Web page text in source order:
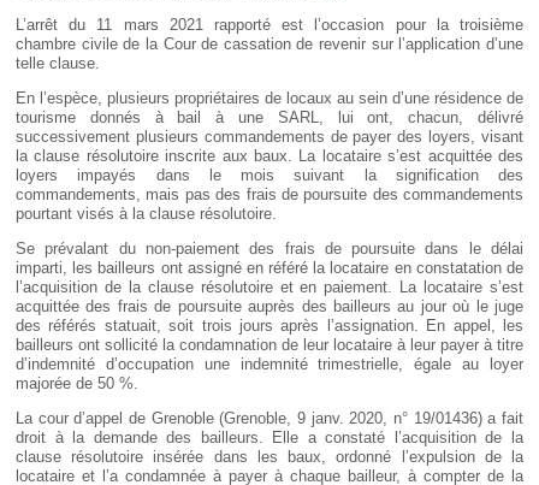
L’arrêt du 11 mars 2021 rapporté est l’occasion pour la troisième
chambre civile de la Cour de cassation de revenir sur l’application d’une
telle clause.
En l’espèce, plusieurs propriétaires de locaux au sein d’une résidence de
tourisme donnés à bail à une SARL, lui ont, chacun, délivré
successivement plusieurs commandements de payer des loyers, visant
la clause résolutoire inscrite aux baux. La locataire s’est acquittée des
loyers impayés dans le mois suivant la signification des
commandements, mais pas des frais de poursuite des commandements
pourtant visés à la clause résolutoire.
Se prévalant du non-paiement des frais de poursuite dans le délai
imparti, les bailleurs ont assigné en référé la locataire en constatation de
l’acquisition de la clause résolutoire et en paiement. La locataire s’est
acquittée des frais de poursuite auprès des bailleurs au jour où le juge
des référés statuait, soit trois jours après l’assignation. En appel, les
bailleurs ont sollicité la condamnation de leur locataire à leur payer à titre
d’indemnité d’occupation une indemnité trimestrielle, égale au loyer
majorée de 50 %.
La cour d’appel de Grenoble (Grenoble, 9 janv. 2020, n° 19/01436) a fait
droit à la demande des bailleurs. Elle a constaté l’acquisition de la
clause résolutoire insérée dans les baux, ordonné l’expulsion de la
locataire et l’a condamnée à payer à chaque bailleur, à compter de la